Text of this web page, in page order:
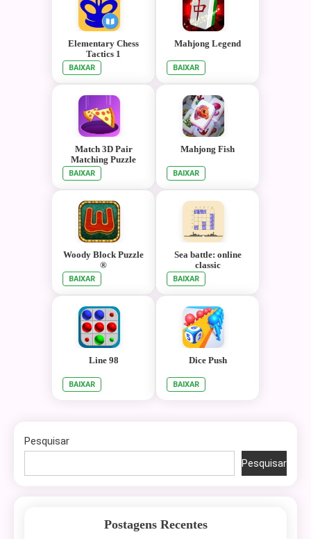
Elementary Chess
Tactics 1
BAIXAR
Mahjong Legend
BAIXAR
Match 3D Pair
Matching Puzzle
BAIXAR
Mahjong Fish
BAIXAR
Woody Block Puzzle
®
BAIXAR
Sea battle: online
classic
BAIXAR
Line 98
BAIXAR
Dice Push
BAIXAR
Pesquisar
Pesquisar
Postagens Recentes